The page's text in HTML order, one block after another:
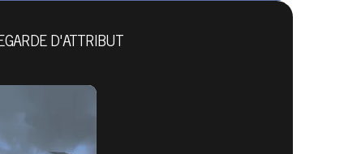
The Elder Scrolls: Legends
D'ATTRIBUT